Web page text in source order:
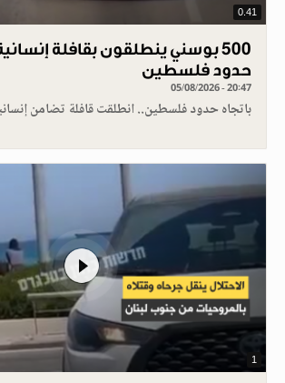
0.41
500 بوسني ينطلقون بقافلة
حدود فلسطين
05/08/2026 - 20:47
باتجاه حدود فلسطين.. انطلقت قافلة تضامن
1